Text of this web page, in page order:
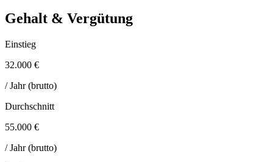
Gehalt & Vergütung
Einstieg
32.000 €
/ Jahr (brutto)
Durchschnitt
55.000 €
/ Jahr (brutto)